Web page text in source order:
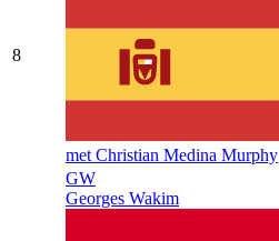
8
met Christian Medina Murphy
GW
Georges Wakim